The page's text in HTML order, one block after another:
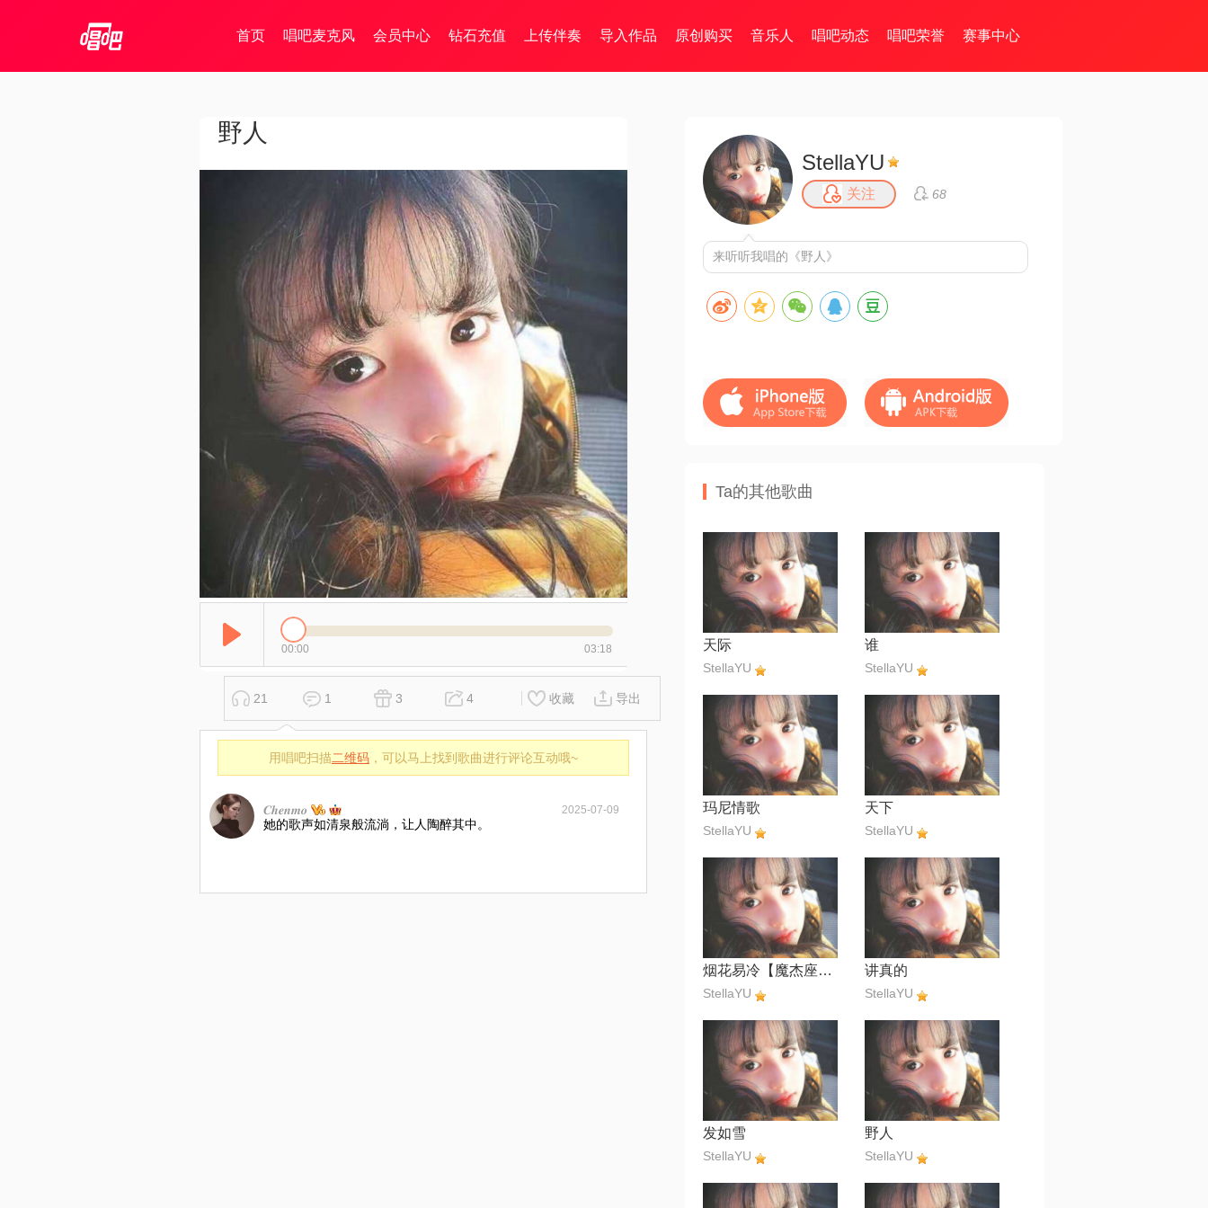
首页 唱吧麦克风 会员中心 钻石充值 上传伴奏 导入作品 原创购买 音乐人 唱吧动态 唱吧荣誉 赛事中心
野人
00:00 03:18
21 1 3 4 收藏 导出
用唱吧扫描二维码 ，可以马上找到歌曲进行评论互动哦~
𝑪𝒉𝒆𝒏𝒎𝒐 2025-07-09
她的歌声如清泉般流淌，让人陶醉其中。
StellaYU
关注 68
来听听我唱的《野人》
Ta的其他歌曲
天际
StellaYU
谁
StellaYU
玛尼情歌
StellaYU
天下
StellaYU
烟花易冷【魔杰座⁵²⁹⁶²²】
StellaYU
讲真的
StellaYU
发如雪
StellaYU
野人
StellaYU